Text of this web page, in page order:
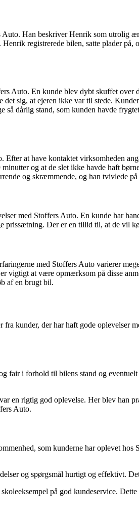
Han beskriver Henrik som utrolig
registrerede bilen, satte plader
Auto. En kunde blev dybt skuffet
sig, at ejeren ikke var til stede.
dårlig stand, som kunden havde
Efter at have kontaktet virksomheden
og at de slet ikke havde haft
og skræmmende, og han tvivlede
med Stoffers Auto. En kunde har
prissætning. Der er en tillid til, at de vil
med Stoffers Auto varierer
vigtigt at være opmærksom på disse
af en brugt bil.
kunder, der har haft gode oplevelser
fair i forhold til bilens stand og
en rigtig god oplevelse. Her blev han
Auto.
som kunderne har oplevet
og spørgsmål hurtigt og effektivt.
på god kundeservice.